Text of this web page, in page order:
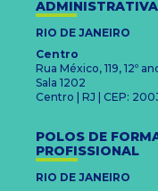
ADMINISTRATIVA
RIO DE JANEIRO
Centro
Rua México, 119, 12º
Sala 1202
Centro | RJ | CEP:
POLOS DE
PROFISSIONAL
RIO DE JANEIRO